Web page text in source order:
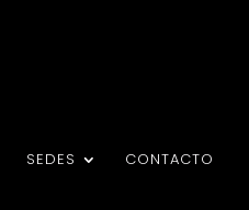
SEDES CONTACTO